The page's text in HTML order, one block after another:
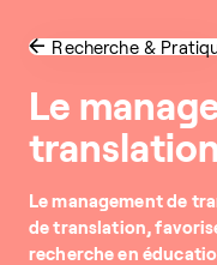
Recherche &
Le
Le management de
de translation,
recherche en